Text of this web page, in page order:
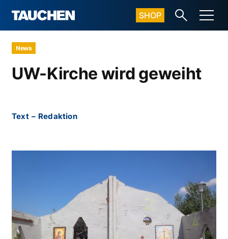
SHOP
News
UW-Kirche wird geweiht
Text – Redaktion